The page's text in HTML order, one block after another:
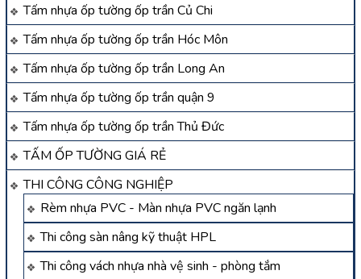
Tấm nhựa ốp tường ốp trần Củ Chi
Tấm nhựa ốp tường ốp trần Hóc Môn
Tấm nhựa ốp tường ốp trần Long An
Tấm nhựa ốp tường ốp trần quận 9
Tấm nhựa ốp tường ốp trần Thủ Đức
TẤM ỐP TƯỜNG GIÁ RẺ
THI CÔNG CÔNG NGHIỆP
Rèm nhựa PVC - Màn nhựa PVC ngăn lạnh
Thi công sàn nâng kỹ thuật HPL
Thi công vách nhựa nhà vệ sinh - phòng tắm